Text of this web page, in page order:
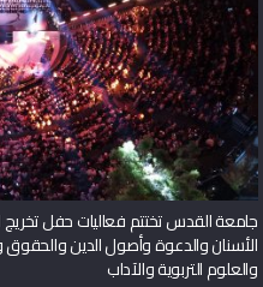
جامعة القدس تختتم فعاليات حفل
الأسنان والدعوة وأصول الدين والحقوق
والعلوم التربوية والآداب